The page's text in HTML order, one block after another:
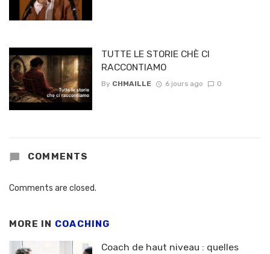
TUTTE LE STORIE CHÈ CI
RACCONTIAMO
By CHMAILLE 6 jours ago 0
COMMENTS
Comments are closed.
MORE IN COACHING
Coach de haut niveau : quelles